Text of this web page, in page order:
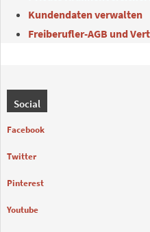
Kundendaten verwalten
Freiberufler-AGB und
Social
Facebook
Twitter
Pinterest
Youtube